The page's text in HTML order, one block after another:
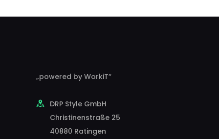
„powered by WorkiT“
DRP Style GmbH
Christinenstraße 25
40880 Ratingen